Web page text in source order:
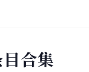
目合集